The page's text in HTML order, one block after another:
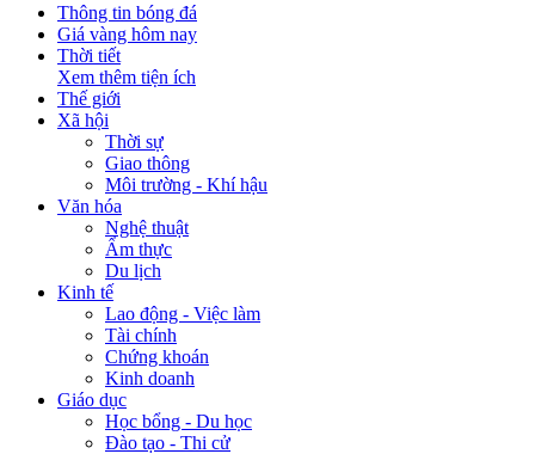
Thông tin bóng đá
Giá vàng hôm nay
Thời tiết
Xem thêm tiện ích
Thế giới
Xã hội
Thời sự
Giao thông
Môi trường - Khí hậu
Văn hóa
Nghệ thuật
Ẩm thực
Du lịch
Kinh tế
Lao động - Việc làm
Tài chính
Chứng khoán
Kinh doanh
Giáo dục
Học bổng - Du học
Đào tạo - Thi cử